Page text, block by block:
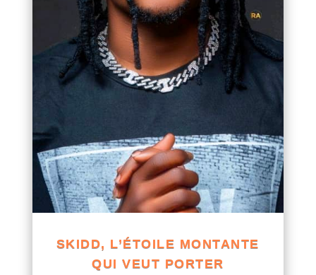
SKIDD, L’ÉTOILE MONTANTE
QUI VEUT PORTER